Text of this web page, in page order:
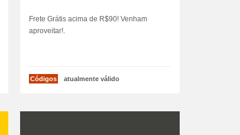
Frete Grátis acima de R$90! Venham
aproveitar!.
Códigos atualmente válido